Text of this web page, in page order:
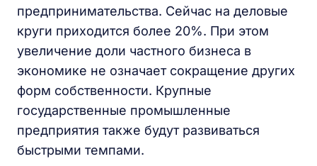
предпринимательства. Сейчас на деловые
круги приходится более 20%. При этом
увеличение доли частного бизнеса в
экономике не означает сокращение других
форм собственности. Крупные
государственные промышленные
предприятия также будут развиваться
быстрыми темпами.